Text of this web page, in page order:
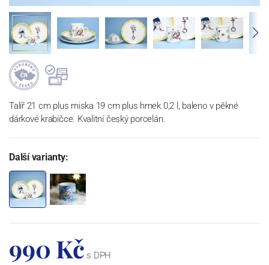
Talíř 21 cm plus miska 19 cm plus hrnek 0,2 l, baleno v pěkné
dárkové krabičce. Kvalitní český porcelán.
Další varianty:
990 Kč s DPH